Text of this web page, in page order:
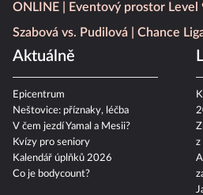
ONLINE
Eventový prostor Level
Szabová vs. Pudilová
Chance
Aktuálně
Epicentrum
Neštovice: příznaky, léčba
V čem jezdí Yamal a Mesii?
Kvízy pro seniory
Kalendář úplňků 2026
Co je bodycount?
z